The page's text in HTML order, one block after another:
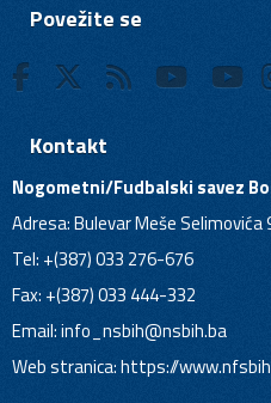
Povežite se
Kontakt
Nogometni/Fudbalski savez
Adresa: Bulevar Meše Selimovića
Tel: +(387) 033 276-676
Fax: +(387) 033 444-332
Email:info_nsbih@nsbih.ba
Web stranica: https://